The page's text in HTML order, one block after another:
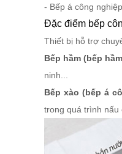
- Bếp á công
Đặc điểm bếp
Thiết bị hỗ trợ
Bếp hầm (bếp
ninh...
Bếp xào (bếp á
trong quá trình nấu